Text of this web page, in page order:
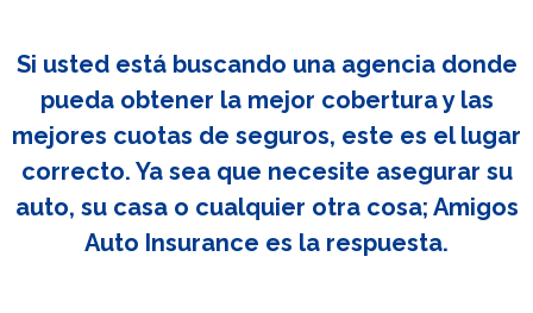
Si usted está buscando una agencia donde
pueda obtener la mejor cobertura y las
mejores cuotas de seguros, este es el lugar
correcto. Ya sea que necesite asegurar su
auto, su casa o cualquier otra cosa; Amigos
Auto Insurance es la respuesta.